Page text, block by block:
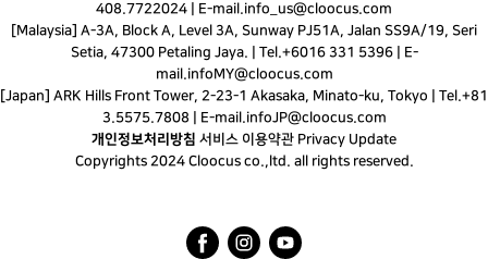
408.7722024 | E-mail.info_us@cloocus.com
[Malaysia] A-3A, Block A, Level 3A, Sunway PJ51A, Jalan SS9A/19, Seri
Setia, 47300 Petaling Jaya. | Tel.+6016 331 5396 | E-
mail.infoMY@cloocus.com
[Japan] ARK Hills Front Tower, 2-23-1 Akasaka, Minato-ku, Tokyo | Tel.+81
3.5575.7808 | E-mail.infoJP@cloocus.com
개인정보처리방침 서비스 이용약관 Privacy Update
Copyrights 2024 Cloocus co.,ltd. all rights reserved.